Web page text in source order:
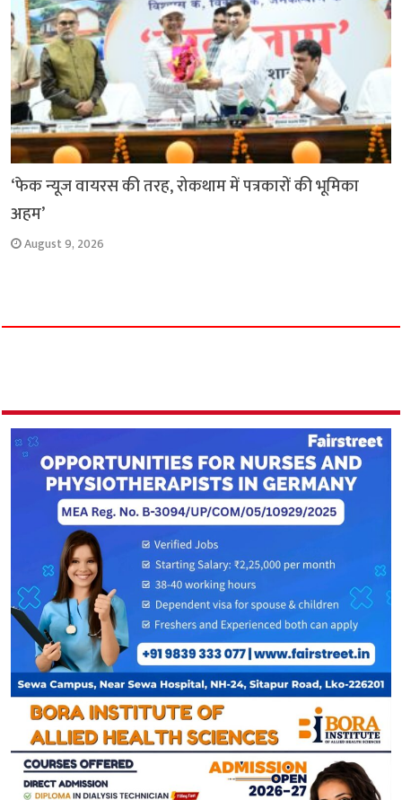
‘फेक न्यूज वायरस की तरह, रोकथाम में पत्रकारों की भूमिका
अहम’
August 9, 2026